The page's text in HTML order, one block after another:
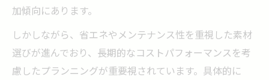
加傾向にあります。
しかしながら、省エネやメンテナンス性を重視した素材
選びが進んでおり、長期的なコストパフォーマンスを考
慮したプランニングが重要視されています。具体的に